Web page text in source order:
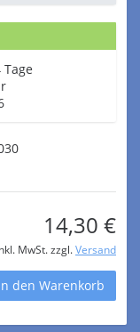
Tage
14,30 €
MwSt. zzgl. Versand
den Warenkorb